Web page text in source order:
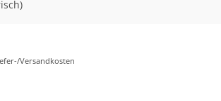
Versandkosten